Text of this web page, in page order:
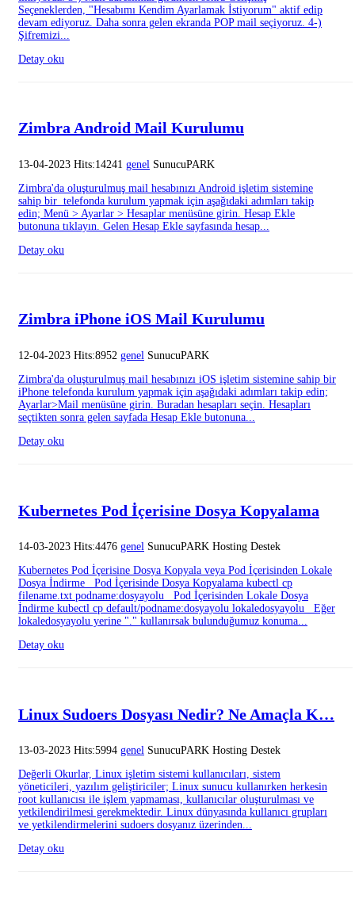
Seçeneklerden, "Hesabımı Kendim Ayarlamak İstiyorum" aktif edip
devam ediyoruz. Daha sonra gelen ekranda POP mail seçiyoruz. 4-)
Şifremizi...
Detay oku
Zimbra Android Mail Kurulumu
13-04-2023 Hits:14241 genel SunucuPARK
Zimbra'da oluşturulmuş mail hesabınızı Android işletim sistemine
sahip bir telefonda kurulum yapmak için aşağıdaki adımları takip
edin; Menü > Ayarlar > Hesaplar menüsüne girin. Hesap Ekle
butonuna tıklayın. Gelen Hesap Ekle sayfasında hesap...
Detay oku
Zimbra iPhone iOS Mail Kurulumu
12-04-2023 Hits:8952 genel SunucuPARK
Zimbra'da oluşturulmuş mail hesabınızı iOS işletim sistemine sahip bir
iPhone telefonda kurulum yapmak için aşağıdaki adımları takip edin;
Ayarlar>Mail menüsüne girin. Buradan hesapları seçin. Hesapları
seçtikten sonra gelen sayfada Hesap Ekle butonuna...
Detay oku
Kubernetes Pod İçerisine Dosya Kopyalama
14-03-2023 Hits:4476 genel SunucuPARK Hosting Destek
Kubernetes Pod İçerisine Dosya Kopyala veya Pod İçerisinden Lokale
Dosya İndirme Pod İçerisinde Dosya Kopyalama kubectl cp
filename.txt podname:dosyayolu Pod İçerisinden Lokale Dosya
İndirme kubectl cp default/podname:dosyayolu lokaledosyayolu Eğer
lokaledosyayolu yerine "." kullanırsak bulunduğumuz konuma...
Detay oku
Linux Sudoers Dosyası Nedir? Ne Amaçla K…
13-03-2023 Hits:5994 genel SunucuPARK Hosting Destek
Değerli Okurlar, Linux işletim sistemi kullanıcıları, sistem
yöneticileri, yazılım geliştiriciler; Linux sunucu kullanırken herkesin
root kullanıcısı ile işlem yapmaması, kullanıcılar oluşturulması ve
yetkilendirilmesi gerekmektedir. Linux dünyasında kullanıcı grupları
ve yetkilendirmelerini sudoers dosyanız üzerinden...
Detay oku